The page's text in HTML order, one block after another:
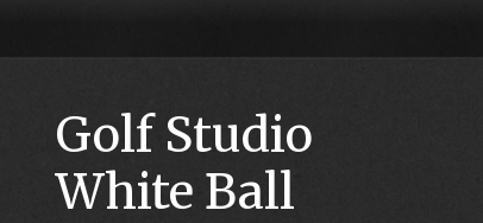
Golf Studio
White Ball